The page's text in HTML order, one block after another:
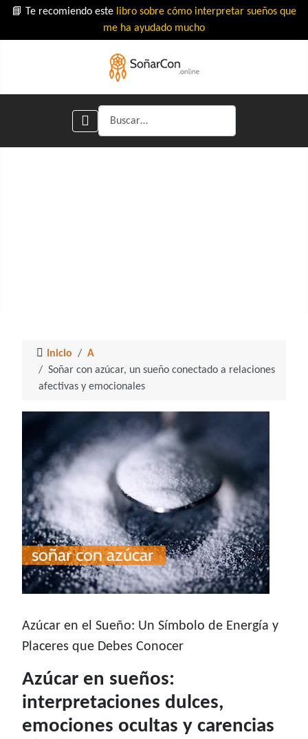
📘 Te recomiendo este libro sobre cómo interpretar sueños que
me ha ayudado mucho
Buscar
Inicio
A
Soñar con azúcar, un sueño conectado a relaciones
afectivas y emocionales
Azúcar en el Sueño: Un Símbolo de Energía y
Placeres que Debes Conocer
Azúcar en sueños:
interpretaciones dulces,
emociones ocultas y carencias